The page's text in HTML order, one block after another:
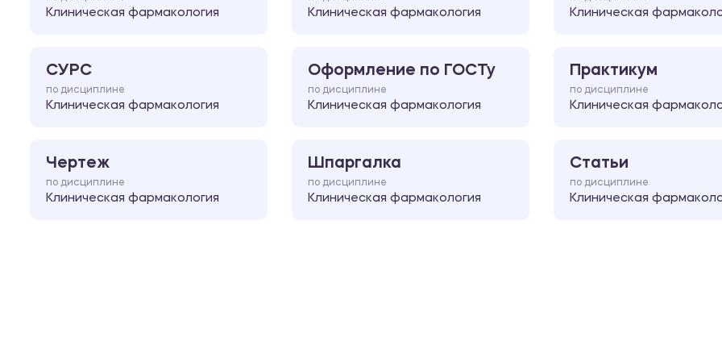
Клиническая фармакология Клиническая фармакология Клиническая
СУРС
по дисциплине
Клиническая фармакология
Оформление по ГОСТу
по дисциплине
Клиническая фармакология
Практикум
по дисциплине
Клиническая
Чертеж
по дисциплине
Клиническая фармакология
Шпаргалка
по дисциплине
Клиническая фармакология
Статьи
по дисциплине
Клиническая